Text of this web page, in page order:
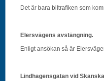
Det är bara biltrafiken som
Elersvägens avstängning.
Enligt ansökan så är
Lindhagensgatan vid